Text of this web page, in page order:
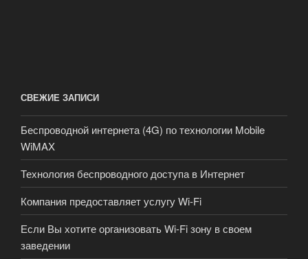
СВЕЖИЕ ЗАПИСИ
Беспроводной интернета (4G) по технологии Mobile
WiMAX
Технология беспроводного доступа в Интернет
Компания предоставляет услугу Wi-Fi
Если Вы хотите организовать Wi-Fi зону в своем
заведении